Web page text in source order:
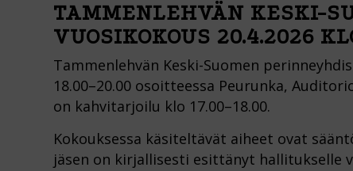
TAMMENLEHVÄN KESKI-
VUOSIKOKOUS 20.4.2026
Tammenlehvän Keski-Suomen
18.00–20.00 osoitteessa Peurunka,
on kahvitarjoilu klo 17.00–18.00.
Kokouksessa käsiteltävät aiheet ovat
jäsen on kirjallisesti esittänyt hallitukselle